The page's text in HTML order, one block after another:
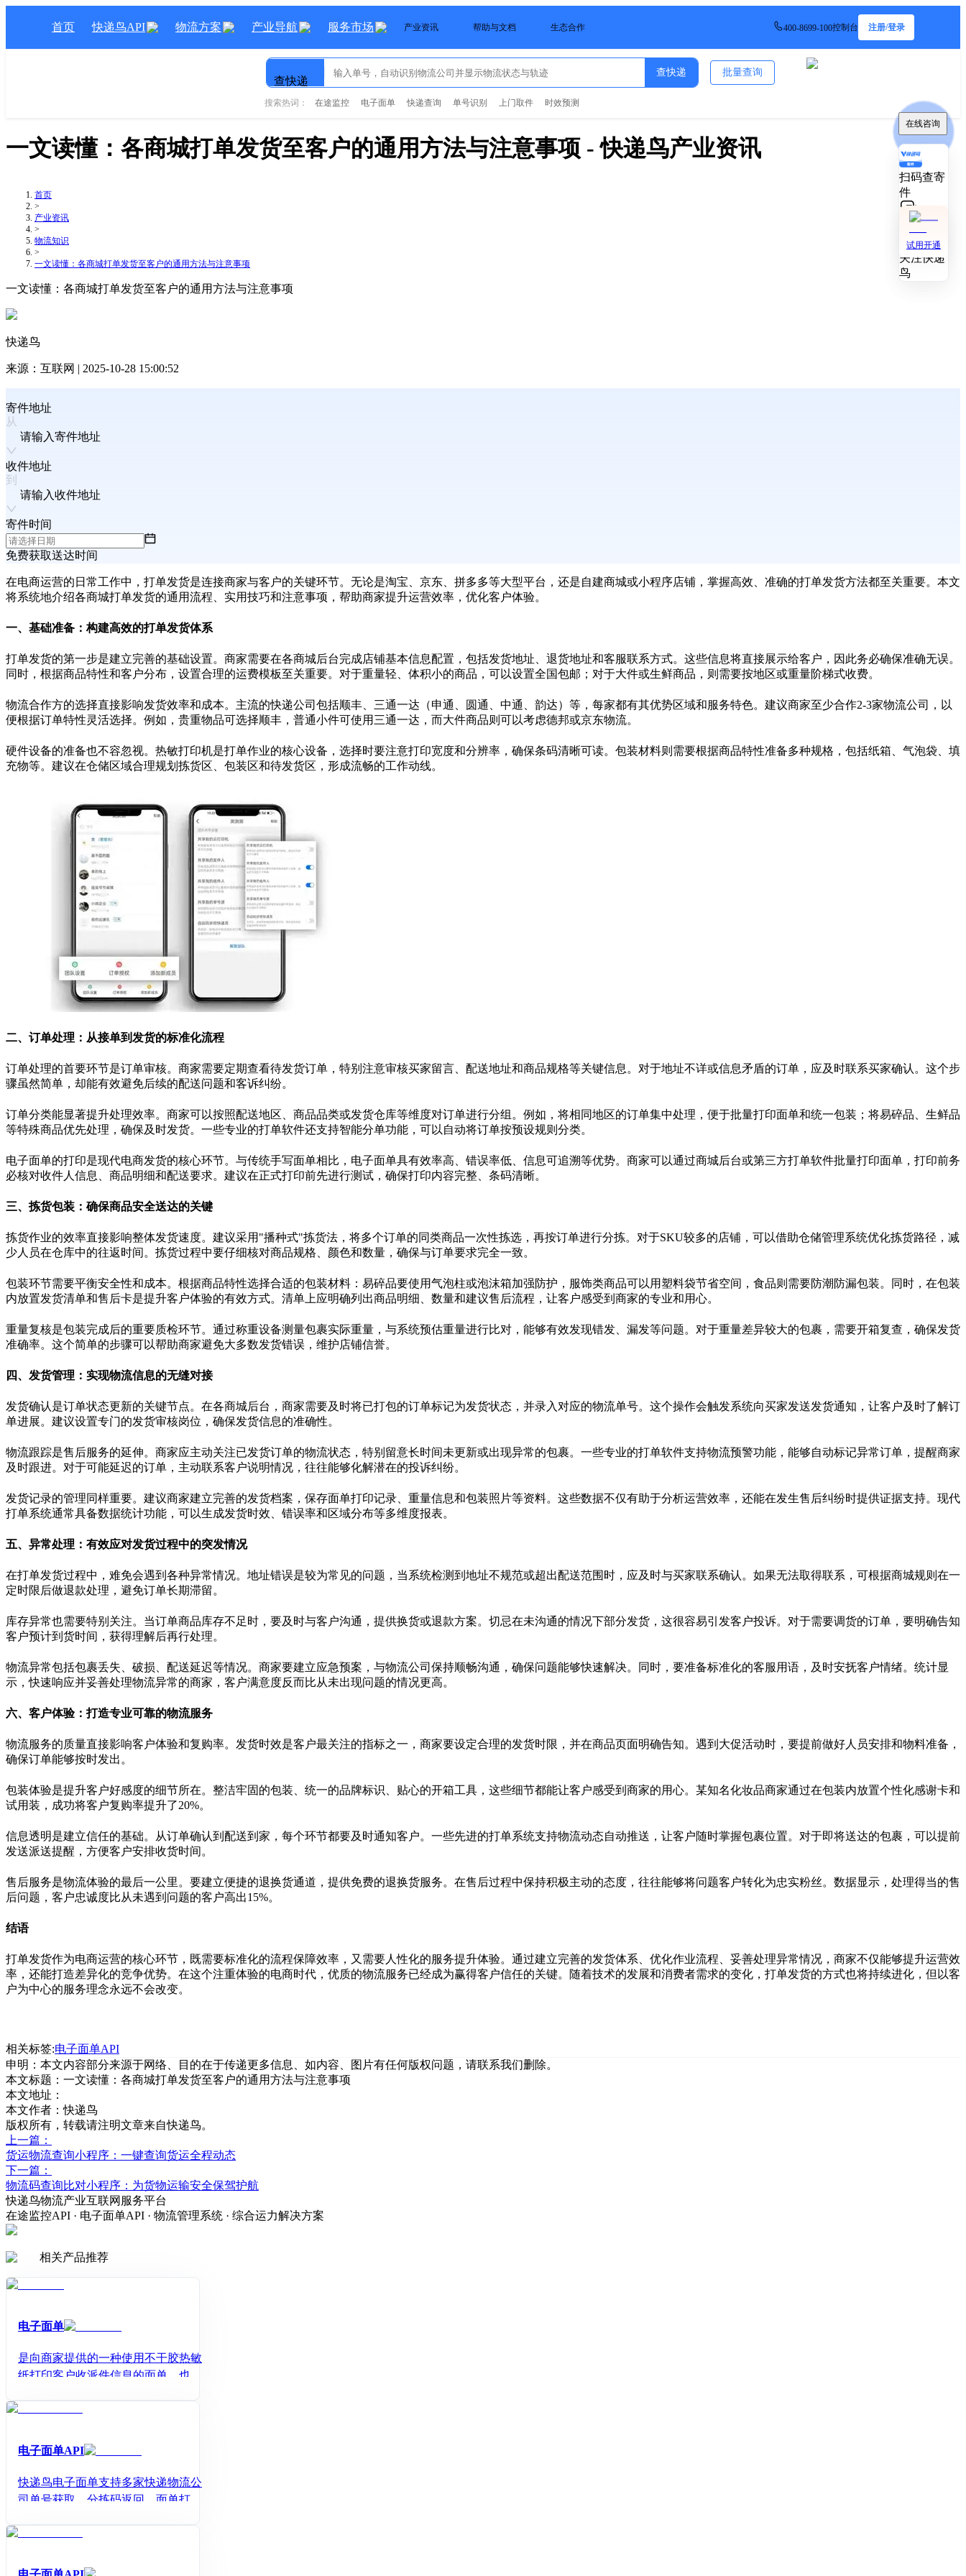
在线咨询
扫码查寄
件
技术对接
关注快递
鸟
试用开通
首页 快递鸟API 物流方案 产业导航 服务市场 产业资讯 帮助与文档 生态合作 400-8699-100控制台 注册/登录
查快递
查快递 批量查询
搜索热词： 在途监控 电子面单 快递查询 单号识别 上门取件 时效预测
一文读懂：各商城打单发货至客户的通用方法与注意事项 - 快递鸟产业资讯
首页
>
产业资讯
>
物流知识
>
一文读懂：各商城打单发货至客户的通用方法与注意事项
一文读懂：各商城打单发货至客户的通用方法与注意事项
快递鸟
来源： 互联网 | 2025-10-28 15:00:52
寄件地址
请输入寄件地址
收件地址
请输入收件地址
寄件时间
免费获取送达时间
在电商运营的日常工作中，打单发货是连接商家与客户的关键环节。无论是淘宝、京东、拼多多等大型平台，还是自建商城或小程序店铺，掌握高效、准确的打单发货方法都至关重要。本文
将系统地介绍各商城打单发货的通用流程、实用技巧和注意事项，帮助商家提升运营效率，优化客户体验。
一、基础准备：构建高效的打单发货体系
打单发货的第一步是建立完善的基础设置。商家需要在各商城后台完成店铺基本信息配置，包括发货地址、退货地址和客服联系方式。这些信息将直接展示给客户，因此务必确保准确无误。
同时，根据商品特性和客户分布，设置合理的运费模板至关重要。对于重量轻、体积小的商品，可以设置全国包邮；对于大件或生鲜商品，则需要按地区或重量阶梯式收费。
物流合作方的选择直接影响发货效率和成本。主流的快递公司包括顺丰、三通一达（申通、圆通、中通、韵达）等，每家都有其优势区域和服务特色。建议商家至少合作2-3家物流公司，以
便根据订单特性灵活选择。例如，贵重物品可选择顺丰，普通小件可使用三通一达，而大件商品则可以考虑德邦或京东物流。
硬件设备的准备也不容忽视。热敏打印机是打单作业的核心设备，选择时要注意打印宽度和分辨率，确保条码清晰可读。包装材料则需要根据商品特性准备多种规格，包括纸箱、气泡袋、填
充物等。建议在仓储区域合理规划拣货区、包装区和待发货区，形成流畅的工作动线。
二、订单处理：从接单到发货的标准化流程
订单处理的首要环节是订单审核。商家需要定期查看待发货订单，特别注意审核买家留言、配送地址和商品规格等关键信息。对于地址不详或信息矛盾的订单，应及时联系买家确认。这个步
骤虽然简单，却能有效避免后续的配送问题和客诉纠纷。
订单分类能显著提升处理效率。商家可以按照配送地区、商品品类或发货仓库等维度对订单进行分组。例如，将相同地区的订单集中处理，便于批量打印面单和统一包装；将易碎品、生鲜品
等特殊商品优先处理，确保及时发货。一些专业的打单软件还支持智能分单功能，可以自动将订单按预设规则分类。
电子面单的打印是现代电商发货的核心环节。与传统手写面单相比，电子面单具有效率高、错误率低、信息可追溯等优势。商家可以通过商城后台或第三方打单软件批量打印面单，打印前务
必核对收件人信息、商品明细和配送要求。建议在正式打印前先进行测试，确保打印内容完整、条码清晰。
三、拣货包装：确保商品安全送达的关键
拣货作业的效率直接影响整体发货速度。建议采用 "播种式"拣货法，将多个订单的同类商品一次性拣选，再按订单进行分拣。对于SKU较多的店铺，可以借助仓储管理系统优化拣货路径，减
少人员在仓库中的往返时间。拣货过程中要仔细核对商品规格、颜色和数量，确保与订单要求完全一致。
包装环节需要平衡安全性和成本。根据商品特性选择合适的包装材料：易碎品要使用气泡柱或泡沫箱加强防护，服饰类商品可以用塑料袋节省空间，食品则需要防潮防漏包装。同时，在包装
内放置发货清单和售后卡是提升客户体验的有效方式。清单上应明确列出商品明细、数量和建议售后流程，让客户感受到商家的专业和用心。
重量复核是包装完成后的重要质检环节。通过称重设备测量包裹实际重量，与系统预估重量进行比对，能够有效发现错发、漏发等问题。对于重量差异较大的包裹，需要开箱复查，确保发货
准确率。这个简单的步骤可以帮助商家避免大多数发货错误，维护店铺信誉。
四、发货管理：实现物流信息的无缝对接
发货确认是订单状态更新的关键节点。在各商城后台，商家需要及时将已打包的订单标记为发货状态，并录入对应的物流单号。这个操作会触发系统向买家发送发货通知，让客户及时了解订
单进展。建议设置专门的发货审核岗位，确保发货信息的准确性。
物流跟踪是售后服务的延伸。商家应主动关注已发货订单的物流状态，特别留意长时间未更新或出现异常的包裹。一些专业的打单软件支持物流预警功能，能够自动标记异常订单，提醒商家
及时跟进。对于可能延迟的订单，主动联系客户说明情况，往往能够化解潜在的投诉纠纷。
发货记录的管理同样重要。建议商家建立完善的发货档案，保存面单打印记录、重量信息和包装照片等资料。这些数据不仅有助于分析运营效率，还能在发生售后纠纷时提供证据支持。现代
打单系统通常具备数据统计功能，可以生成发货时效、错误率和区域分布等多维度报表。
五、异常处理：有效应对发货过程中的突发情况
在打单发货过程中，难免会遇到各种异常情况。地址错误是较为常见的问题，当系统检测到地址不规范或超出配送范围时，应及时与买家联系确认。如果无法取得联系，可根据商城规则在一
定时限后做退款处理，避免订单长期滞留。
库存异常也需要特别关注。当订单商品库存不足时，要及时与客户沟通，提供换货或退款方案。切忌在未沟通的情况下部分发货，这很容易引发客户投诉。对于需要调货的订单，要明确告知
客户预计到货时间，获得理解后再行处理。
物流异常包括包裹丢失、破损、配送延迟等情况。商家要建立应急预案，与物流公司保持顺畅沟通，确保问题能够快速解决。同时，要准备标准化的客服用语，及时安抚客户情绪。统计显
示，快速响应并妥善处理物流异常的商家，客户满意度反而比从未出现问题的情况更高。
六、客户体验：打造专业可靠的物流服务
物流服务的质量直接影响客户体验和复购率。发货时效是客户最关注的指标之一，商家要设定合理的发货时限，并在商品页面明确告知。遇到大促活动时，要提前做好人员安排和物料准备，
确保订单能够按时发出。
包装体验是提升客户好感度的细节所在。整洁牢固的包装、统一的品牌标识、贴心的开箱工具，这些细节都能让客户感受到商家的用心。某知名化妆品商家通过在包装内放置个性化感谢卡和
试用装，成功将客户复购率提升了20%。
信息透明是建立信任的基础。从订单确认到配送到家，每个环节都要及时通知客户。一些先进的打单系统支持物流动态自动推送，让客户随时掌握包裹位置。对于即将送达的包裹，可以提前
发送派送提醒，方便客户安排收货时间。
售后服务是物流体验的最后一公里。要建立便捷的退换货通道，提供免费的退换货服务。在售后过程中保持积极主动的态度，往往能够将问题客户转化为忠实粉丝。数据显示，处理得当的售
后问题，客户忠诚度比从未遇到问题的客户高出15%。
结语
打单发货作为电商运营的核心环节，既需要标准化的流程保障效率，又需要人性化的服务提升体验。通过建立完善的发货体系、优化作业流程、妥善处理异常情况，商家不仅能够提升运营效
率，还能打造差异化的竞争优势。在这个注重体验的电商时代，优质的物流服务已经成为赢得客户信任的关键。随着技术的发展和消费者需求的变化，打单发货的方式也将持续进化，但以客
户为中心的服务理念永远不会改变。
相关标签:电子面单API
申明：本文内容部分来源于网络、目的在于传递更多信息、如内容、图片有任何版权问题，请联系我们删除。
本文标题： 一文读懂：各商城打单发货至客户的通用方法与注意事项
本文地址：
本文作者：快递鸟
版权所有，转载请注明文章来自快递鸟。
上一篇：
货运物流查询小程序：一键查询货运全程动态
下一篇：
物流码查询比对小程序：为货物运输安全保驾护航
快递鸟物流产业互联网服务平台
在途监控API · 电子面单API · 物流管理系统 · 综合运力解决方案
相关产品推荐
电子面单
是向商家提供的一种使用不干胶热敏
纸打印客户收派件信息的面单，也被
二维码面单等。
电子面单API
快递鸟电子面单支持多家快递物流公
司单号获取、分拣码返回、面单打
P等需要发货的场景，可有效提高商家
在线咨询
扫码查寄
件
技术对接
关注快递
鸟
试用开通